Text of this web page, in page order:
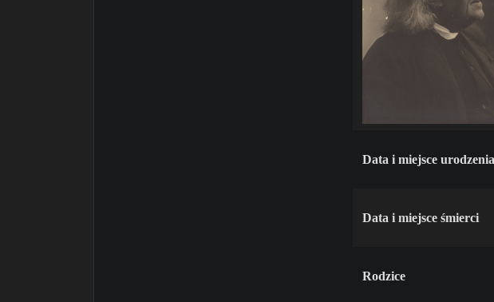
Data i miejsce urodzenia
Data i miejsce śmierci
Rodzice